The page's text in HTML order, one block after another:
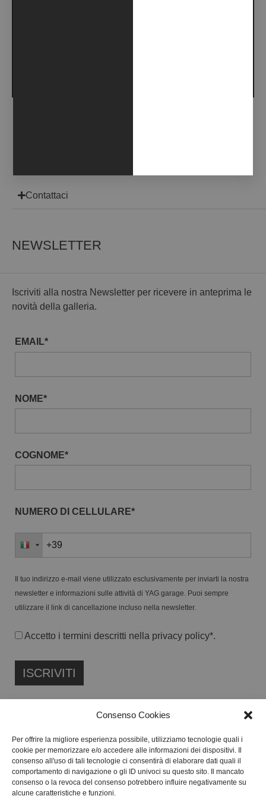
Consenso Cookies
Per offrire la migliore esperienza possibile, utilizziamo tecnologie quali i
cookie per memorizzare e/o accedere alle informazioni dei dispositivi. Il
consenso all'uso di tali tecnologie ci consentirà di elaborare dati quali il
comportamento di navigazione o gli ID univoci su questo sito. Il mancato
consenso o la revoca del consenso potrebbero influire negativamente su
alcune caratteristiche e funzioni.
Contattaci
NEWSLETTER
Iscriviti alla nostra Newsletter per ricevere in anteprima le
novità della galleria.
EMAIL*
NOME*
COGNOME*
NUMERO DI CELLULARE*
Il tuo indirizzo e-mail viene utilizzato esclusivamente per inviarti la nostra
newsletter e informazioni sulle attività di YAG garage. Puoi sempre
utilizzare il link di cancellazione incluso nella newsletter.
Accetto i termini descritti nella privacy policy*.
FONDAZIONE ETIPUBLICA ENTE FILANTROPICO ETS
ISCRITTA AL RUNTS N. 103422
CF:91134080687